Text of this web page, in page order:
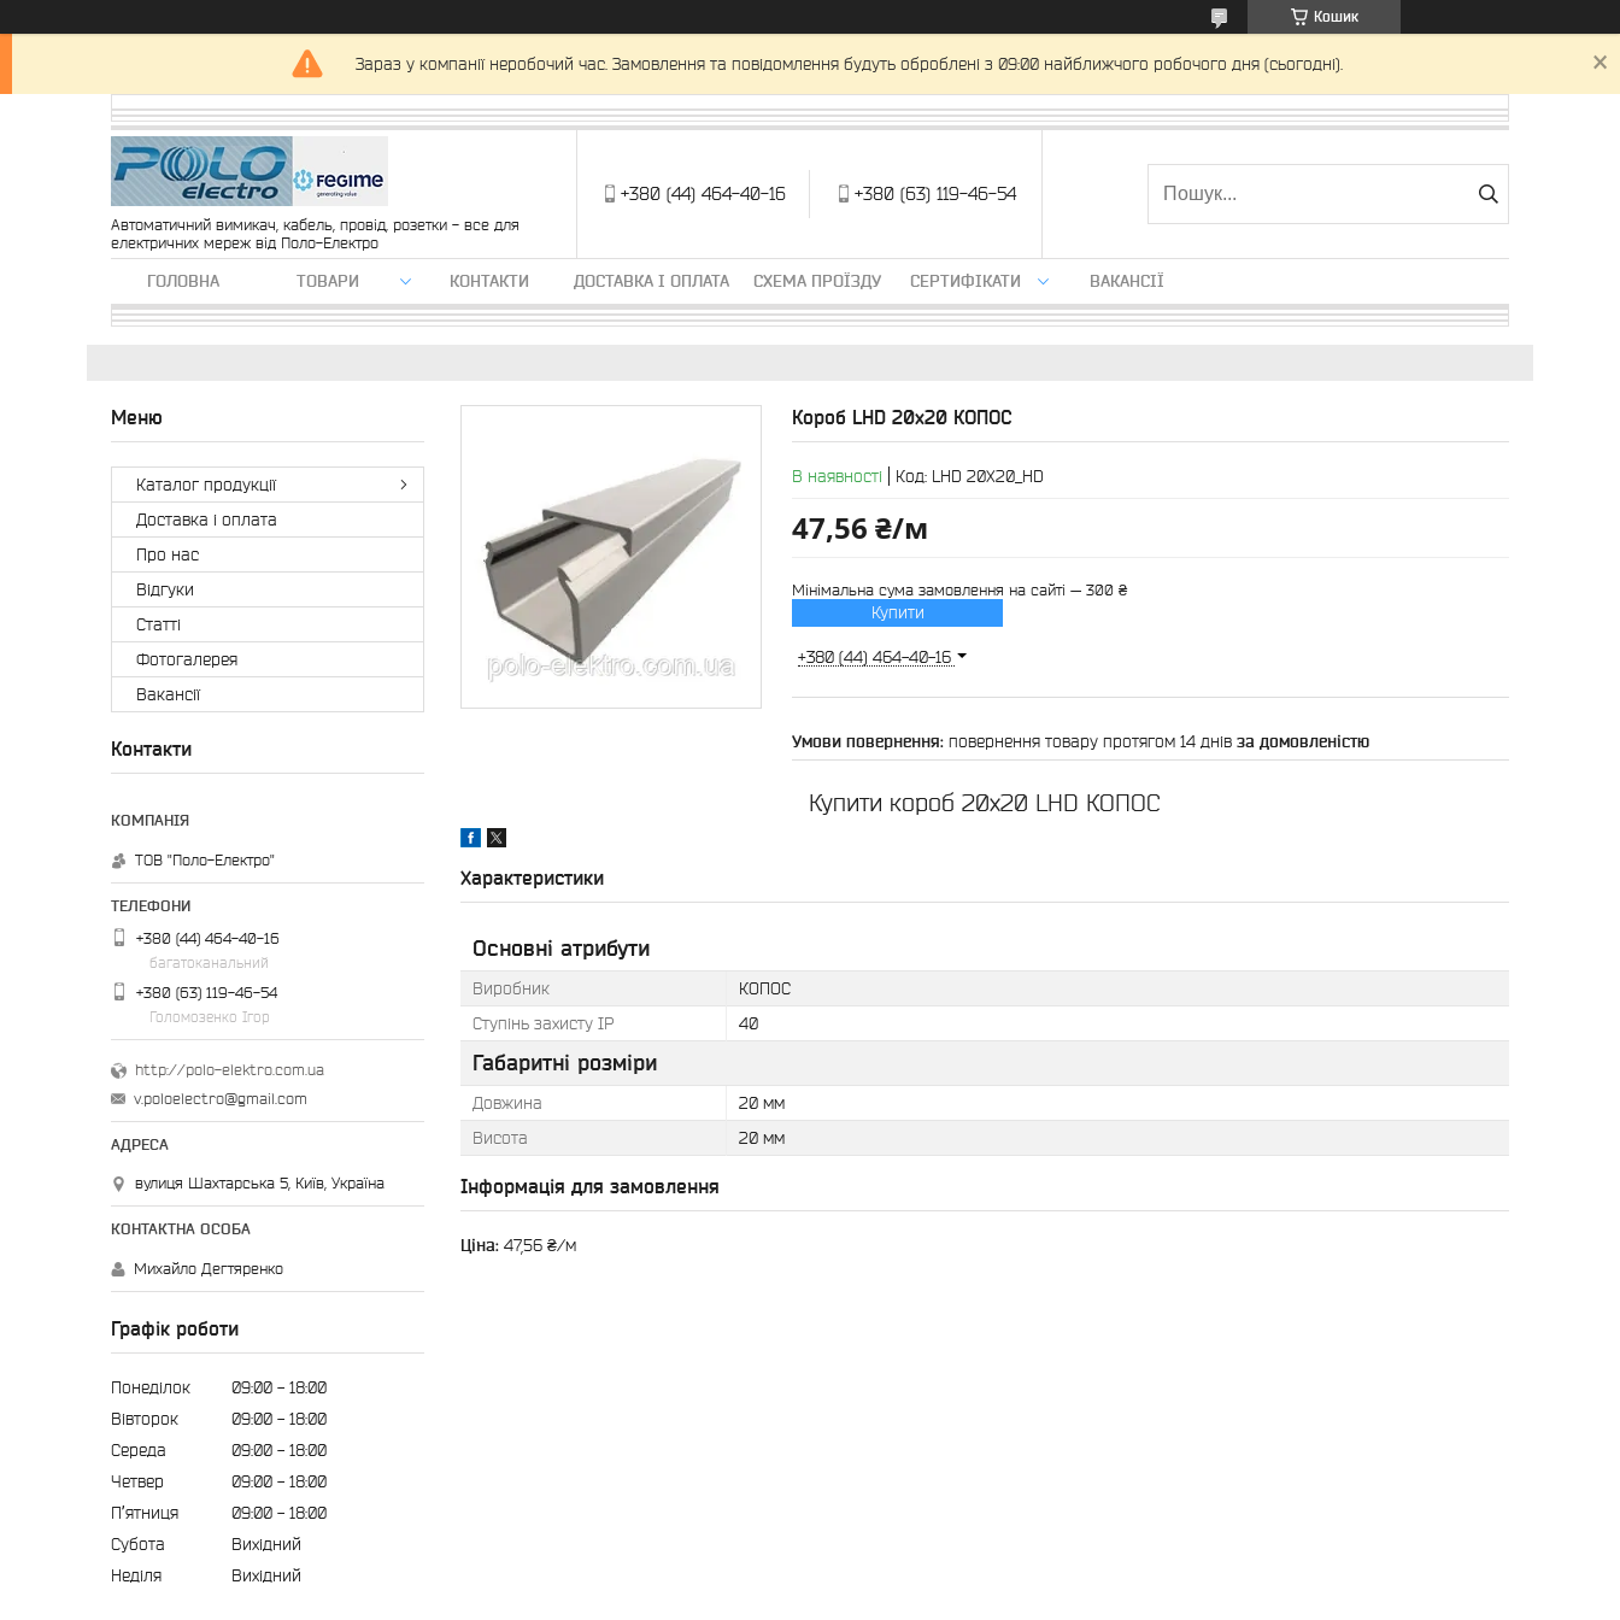
Кошик
Зараз у компанії неробочий час. Замовлення та повідомлення будуть оброблені з 09:00 найближчого робочого дня (сьогодні).
Автоматичний вимикач, кабель, провід, розетки - все для
електричних мереж від Поло-Електро
+380 (44) 464-40-16 +380 (63) 119-46-54
ГОЛОВНА ТОВАРИ КОНТАКТИ ДОСТАВКА І ОПЛАТА СХЕМА ПРОЇЗДУ СЕРТИФІКАТИ ВАКАНСІЇ
Короб LHD 20х20 КОПОС
В наявності Код: LHD 20X20_HD
47,56 ₴/м
Мінімальна сума замовлення на сайті — 300 ₴
Купити
+380 (44) 464-40-16
повернення товару протягом 14 днів за домовленістю
Купити короб 20х20 LHD КОПОС
Характеристики
Основні атрибути
Виробник
КОПОС
Ступінь захисту IP
40
Габаритні розміри
Довжина
20 мм
Висота
20 мм
Інформація для замовлення
Ціна: 47,56 ₴/м
Каталог продукції
Доставка і оплата
Про нас
Відгуки
Статті
Фотогалерея
Вакансії
Контакти
ТОВ "Поло-Електро"
+380 (44) 464-40-16
багатоканальний
+380 (63) 119-46-54
Голомозенко Ігор
http://polo-elektro.com.ua
v.poloelectro@gmail.com
вулиця Шахтарська 5, Київ, Україна
Михайло Дегтяренко
Графік роботи
Понеділок 09:00
18:00
Вівторок
09:00
18:00
Середа
09:00
18:00
Четвер
09:00
18:00
Пʼятниця
09:00
18:00
Субота
Вихідний
Неділя
Вихідний